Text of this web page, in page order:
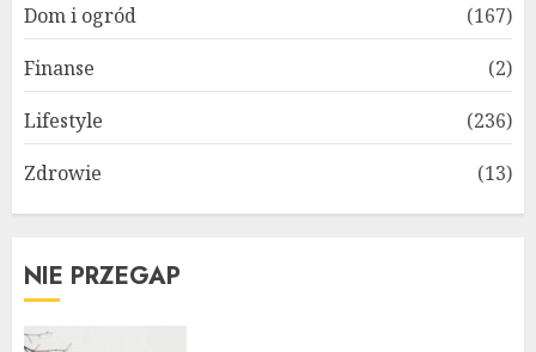
Dom i ogród
(167)
Finanse
(2)
Lifestyle
(236)
Zdrowie
(13)
NIE PRZEGAP